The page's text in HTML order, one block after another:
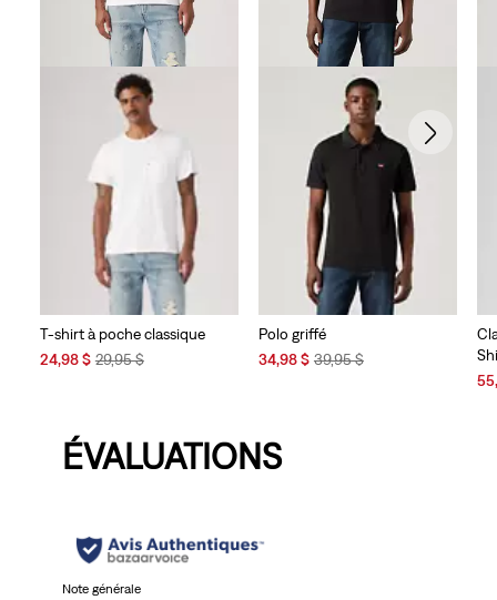
T-shirt à poche classique
Sale
24,98 $Original
29,95 $
Polo griffé
Sale
34,98 $ Original
39,95 $
ÉVALUATIONS
Note générale